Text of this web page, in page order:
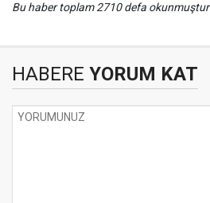
Bu haber toplam 2710 defa okunmuştur
HABERE YORUM KAT